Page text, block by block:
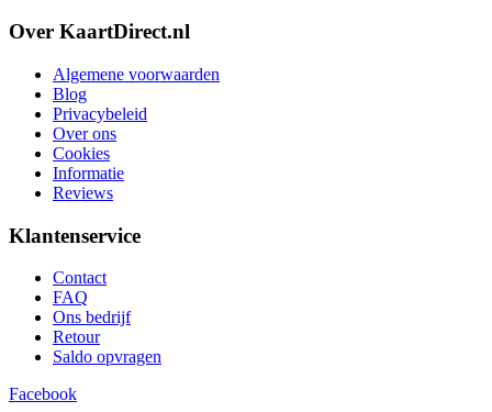
Over KaartDirect.nl
Algemene voorwaarden
Blog
Privacybeleid
Over ons
Cookies
Informatie
Reviews
Klantenservice
Contact
FAQ
Ons bedrijf
Retour
Saldo opvragen
Facebook